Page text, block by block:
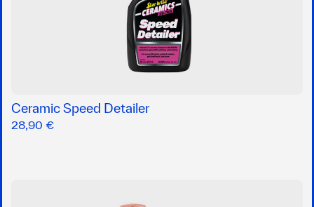
Ceramic Speed Detailer
28,90 €